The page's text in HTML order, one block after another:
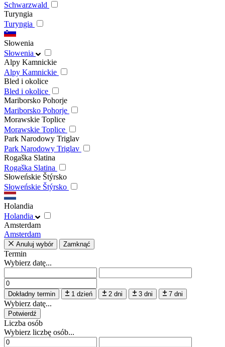
Schwarzwald
Turyngia
Turyngia
Słowenia
Słowenia
Alpy Kamnickie
Alpy Kamnickie
Bled i okolice
Bled i okolice
Mariborsko Pohorje
Mariborsko Pohorje
Morawskie Toplice
Morawskie Toplice
Park Narodowy Triglav
Park Narodowy Triglav
Rogaška Slatina
Rogaška Slatina
Słoweńskie Štýrsko
Słoweńskie Štýrsko
Holandia
Holandia
Amsterdam
Amsterdam
Anuluj wybór Zamknąć
Termin
Wybierz datę...
Dokładny termin 1 dzień 2 dni 3 dni 7 dni
Wybierz datę...
Potwierdź
Liczba osób
Wybierz liczbę osób...